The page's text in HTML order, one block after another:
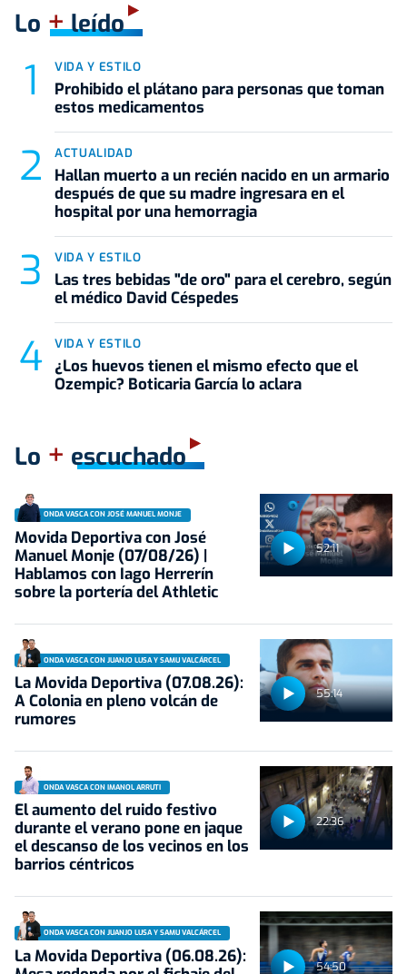
Lo +leído
VIDA Y ESTILO
Prohibido el plátano para personas que toman
estos medicamentos
ACTUALIDAD
Hallan muerto a un recién nacido en un armario
después de que su madre ingresara en el
hospital por una hemorragia
VIDA Y ESTILO
Las tres bebidas "de oro" para el cerebro, según
el médico David Céspedes
VIDA Y ESTILO
¿Los huevos tienen el mismo efecto que el
Ozempic? Boticaria García lo aclara
Lo + escuchado
52:11
ONDA VASCA CON JOSÉ MANUEL MONJE
Movida Deportiva con José
Manuel Monje (07/08/26) |
Hablamos con Iago Herrerín
sobre la portería del Athletic
55:14
ONDA VASCA CON JUANJO LUSA Y SAMU VALCÁRCEL
La Movida Deportiva (07.08.26):
A Colonia en pleno volcán de
rumores
22:36
ONDA VASCA CON IMANOL ARRUTI
El aumento del ruido festivo
durante el verano pone en jaque
el descanso de los vecinos en los
barrios céntricos
54:50
ONDA VASCA CON JUANJO LUSA Y SAMU VALCÁRCEL
La Movida Deportiva (06.08.26):